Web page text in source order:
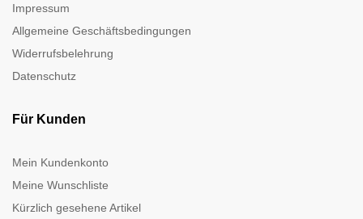
Impressum
Allgemeine Geschäftsbedingungen
Widerrufsbelehrung
Datenschutz
Für Kunden
Mein Kundenkonto
Meine Wunschliste
Kürzlich gesehene Artikel